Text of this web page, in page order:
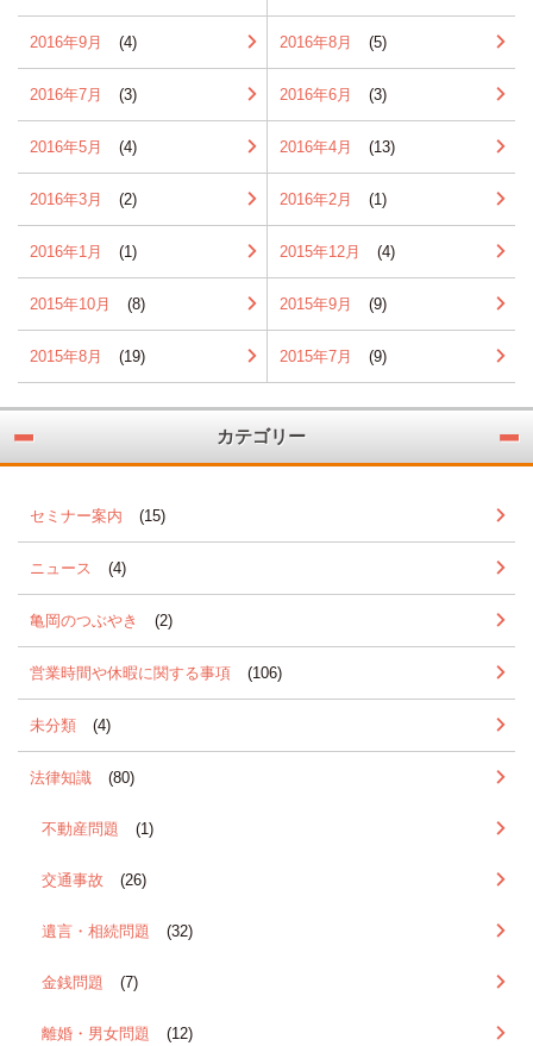
2016年9月 (4) 2016年8月 (5)
2016年7月 (3) 2016年6月 (3)
2016年5月 (4) 2016年4月 (13)
2016年3月 (2) 2016年2月 (1)
2016年1月 (1) 2015年12月 (4)
2015年10月 (8) 2015年9月 (9)
2015年8月 (19) 2015年7月 (9)
カテゴリー
セミナー案内 (15)
ニュース (4)
亀岡のつぶやき (2)
営業時間や休暇に関する事項 (106)
未分類 (4)
法律知識 (80)
不動産問題 (1)
交通事故 (26)
遺言・相続問題 (32)
金銭問題 (7)
離婚・男女問題 (12)